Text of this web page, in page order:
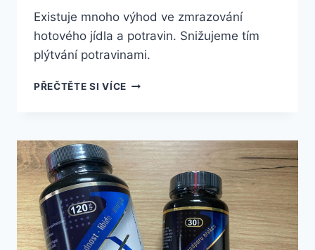
Existuje mnoho výhod ve zmrazování
hotového jídla a potravin. Snižujeme tím
plýtvání potravinami.
PŘEČTĚTE SI VÍCEJAK
ZMRAZIT
POTRAVINY
A
NA
JAK
DLOUHO